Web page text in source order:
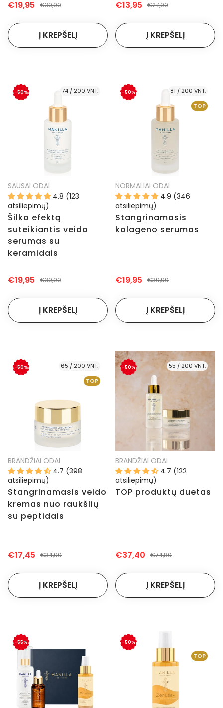
€19,95 €39,90 €13,95 €27,90
-50% 74 / 200 VNT.
SAUSAI ODAI
4.8 (123
atsiliepimų)
Šilko efektą
suteikiantis veido
serumas su
keramidais
€19,95 €39,90
-50%
TOP
81 / 200 VNT.
NORMALIAI ODAI
4.9 (346
atsiliepimų)
Stangrinamasis
kolageno serumas
€19,95 €39,90
-50%
TOP
65 / 200 VNT.
BRANDŽIAI ODAI
4.7 (398
atsiliepimų)
Stangrinamasis veido
kremas nuo raukšlių
su peptidais
€17,45 €34,90
-50% 55 / 200 VNT.
BRANDŽIAI ODAI
4.7 (122
atsiliepimų)
TOP produktų duetas
€37,40 €74,80
-55% -50%
TOP